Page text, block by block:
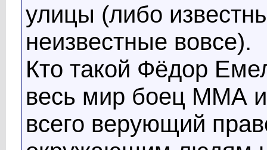
улицы (либо
неизвестные вовсе).
Кто такой Фёдор
весь мир боец ММА и
всего верующий